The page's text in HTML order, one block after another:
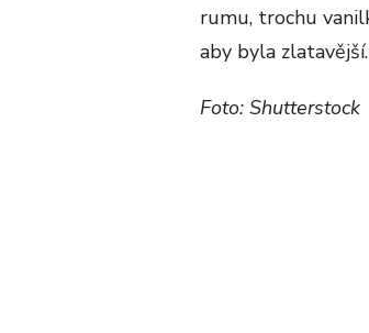
rumu, trochu
aby byla zlatavější.
Foto: Shutterstock